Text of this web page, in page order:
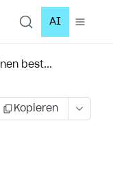
AI
best...
Kopieren